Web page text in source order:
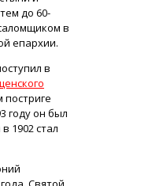
до 60-
в
епархии.
в
постриге
году он был
1902 стал